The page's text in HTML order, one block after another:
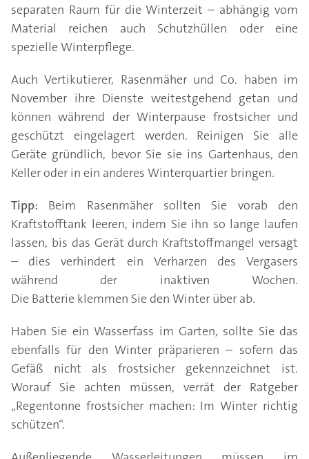
separaten Raum für die Winterzeit – abhängig vom
Material reichen auch Schutzhüllen oder eine
spezielle Winterpflege.
Auch Vertikutierer, Rasenmäher und Co. haben im
November ihre Dienste weitestgehend getan und
können während der Winterpause frostsicher und
geschützt eingelagert werden. Reinigen Sie alle
Geräte gründlich, bevor Sie sie ins Gartenhaus, den
Keller oder in ein anderes Winterquartier bringen.
Tipp: Beim Rasenmäher sollten Sie vorab den
Kraftstofftank leeren, indem Sie ihn so lange laufen
lassen, bis das Gerät durch Kraftstoffmangel versagt
– dies verhindert ein Verharzen des Vergasers
während der inaktiven Wochen.
Die Batterie klemmen Sie den Winter über ab.
Haben Sie ein Wasserfass im Garten, sollte Sie das
ebenfalls für den Winter präparieren – sofern das
Gefäß nicht als frostsicher gekennzeichnet ist.
Worauf Sie achten müssen, verrät der Ratgeber
„Regentonne frostsicher machen: Im Winter richtig
schützen“.